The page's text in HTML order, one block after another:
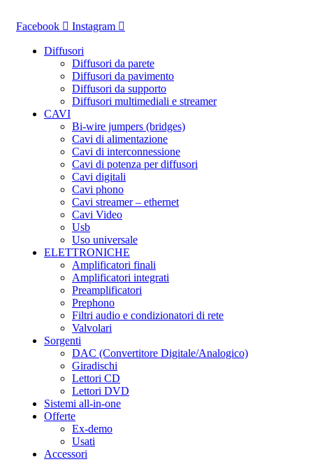
Facebook Instagram
Diffusori
Diffusori da parete
Diffusori da pavimento
Diffusori da supporto
Diffusori multimediali e streamer
CAVI
Bi-wire jumpers (bridges)
Cavi di alimentazione
Cavi di interconnessione
Cavi di potenza per diffusori
Cavi digitali
Cavi phono
Cavi streamer – ethernet
Cavi Video
Usb
Uso universale
ELETTRONICHE
Amplificatori finali
Amplificatori integrati
Preamplificatori
Prephono
Filtri audio e condizionatori di rete
Valvolari
Sorgenti
DAC (Convertitore Digitale/Analogico)
Giradischi
Lettori CD
Lettori DVD
Sistemi all-in-one
Offerte
Ex-demo
Usati
Accessori